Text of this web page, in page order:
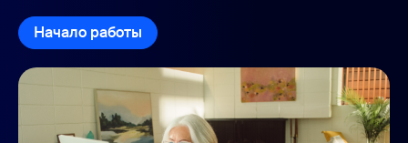
Начало работы